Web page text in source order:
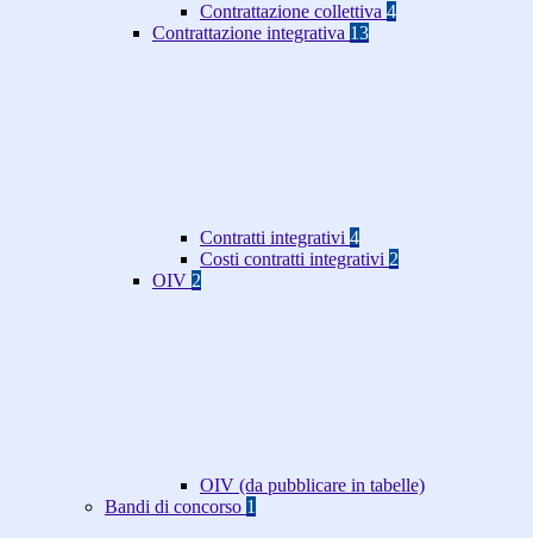
Contrattazione collettiva 4
Contrattazione integrativa 13
Contratti integrativi 4
Costi contratti integrativi 2
OIV 2
OIV (da pubblicare in tabelle)
Bandi di concorso 1